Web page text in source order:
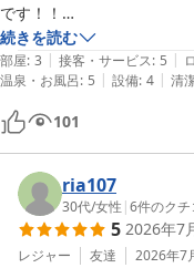
です！！
お風呂もサウナ好きの私に
虫はいっぱいいます！森の
総じて最高でした！また行
続きを読む
部屋: 3 | 接客・サービス: 5 |
温泉・お風呂: 5 | 設備: 4 | 清
101
ria107
30代/女性 |6件のクチ
5 2026年7
レジャー 友達 2026年7